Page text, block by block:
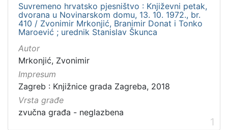
Suvremeno hrvatsko pjesništvo : Književni petak,
dvorana u Novinarskom domu, 13. 10. 1972., br.
410 / Zvonimir Mrkonjić, Branimir Donat i Tonko
Maroević ; urednik Stanislav Škunca
Autor
Mrkonjić, Zvonimir
Impresum
Zagreb : Knjižnice grada Zagreba, 2018
Vrsta građe
zvučna građa - neglazbena
1